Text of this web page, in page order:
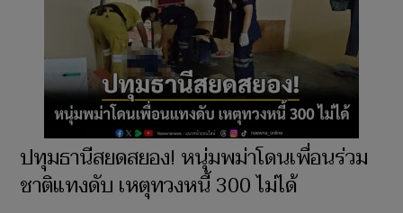
ปทุมธานีสยดสยอง! หนุ่มพม่าโดนเพื่อนร่วม
ชาติแทงดับ เหตุทวงหนี้ 300 ไม่ได้